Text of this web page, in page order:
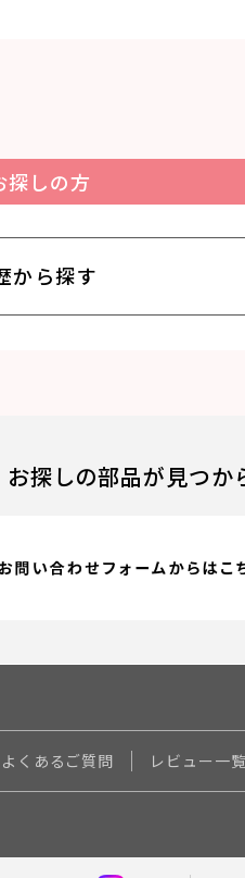
探しの方
から探す
お探しの部品が見つ
よくあるご質問 レビュー一覧